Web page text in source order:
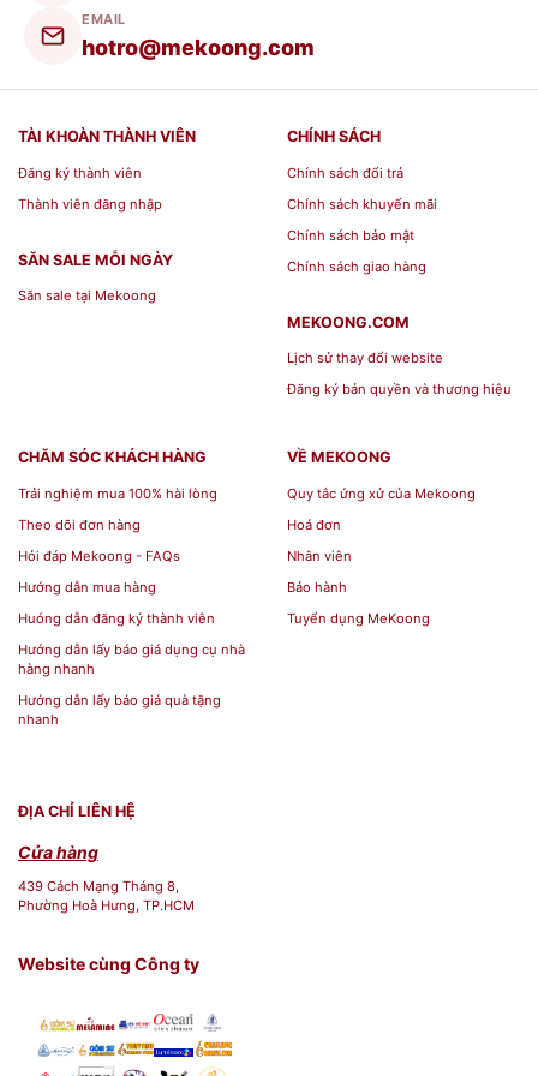
Một bộ Bộ Bàn Ăn Bát Tràng Vẽ Hoa
Đào 37 Sản Phẩm sẽ bao gồm:Chén
sứ,Đĩa sứ Tô sứ
Bạn có thể yên tâm chất lượng sản phẩm
mẫubộ đồ ănđẹp nhất được mua trực tiếp tại
các Siêu thị đại lý Mekoong với giá mềm nhất thị
Thông chi tiết của sản phẩmTô nhà hàng
Dưới đây là một số thông số chi tiết về sản phẩm
Tô nhà hàng gốm bát tràng bộc đồng-136
Tên
Tô nhà hàng gốm bát tràng bộc
đồng-136
Họa tiết/ Kiểu
Chất liệu
Nhà cung cấp Siêu thị Mekoong
EMAIL
hotro@mekoong.com
TÀI KHOÀN THÀNH VIÊN
Đăng ký thành viên
Thành viên đăng nhập
SĂN SALE MỖI NGÀY
Săn sale tại Mekoong
CHÍNH SÁCH
Chính sách đổi trả
Chính sách khuyến mãi
Chính sách bảo mật
Chính sách giao hàng
MEKOONG.COM
Lịch sử thay đổi website
Đăng ký bản quyền và thương hiệu
CHĂM SÓC KHÁCH HÀNG
Trải nghiệm mua 100% hài lòng
Theo dõi đơn hàng
Hỏi đáp Mekoong - FAQs
Hướng dẫn mua hàng
Huóng dẫn đăng ký thành viên
Hướng dẫn lấy báo giá dụng cụ nhà
hàng nhanh
Hướng dẫn lấy báo giá quà tặng
nhanh
VỀ MEKOONG
Quy tắc ứng xử của Mekoong
Hoá đơn
Nhân viên
Bảo hành
Tuyển dụng MeKoong
ĐỊA CHỈ LIÊN HỆ
Cửa hàng
439 Cách Mạng Tháng 8,
Phường Hoà Hưng, TP.HCM
Website cùng Công ty